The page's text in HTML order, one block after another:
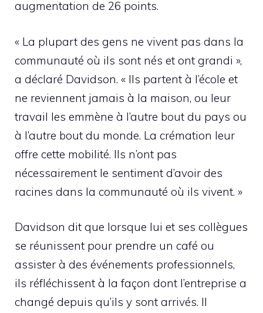
augmentation de 26 points.
« La plupart des gens ne vivent pas dans la
communauté où ils sont nés et ont grandi »,
a déclaré Davidson. « Ils partent à l’école et
ne reviennent jamais à la maison, ou leur
travail les emmène à l’autre bout du pays ou
à l’autre bout du monde. La crémation leur
offre cette mobilité. Ils n’ont pas
nécessairement le sentiment d’avoir des
racines dans la communauté où ils vivent. »
Davidson dit que lorsque lui et ses collègues
se réunissent pour prendre un café ou
assister à des événements professionnels,
ils réfléchissent à la façon dont l’entreprise a
changé depuis qu’ils y sont arrivés. Il